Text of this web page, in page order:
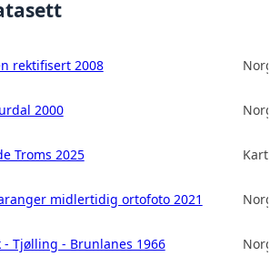
rektifisert 2008
2000
Troms 2025
midlertidig ortofoto 2021
Tjølling - Brunlanes 1966